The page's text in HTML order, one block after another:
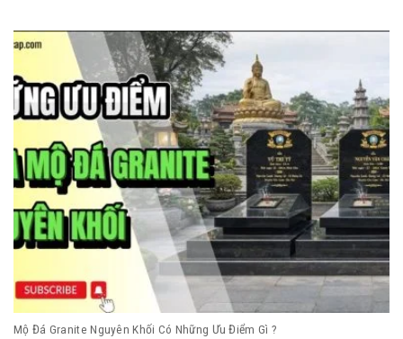
Mộ Đá Granite Nguyên Khối Có Những Ưu Điểm Gì ?